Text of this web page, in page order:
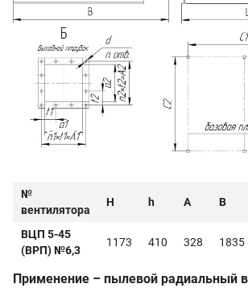
№
вентилятора
H h А В
ВЦП 5-45
(ВРП) №6,3
1173 410 328 1835
Применение – пылевой радиальный